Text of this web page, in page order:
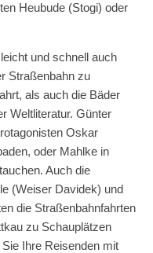
Heubude (Stogi) oder
und schnell auch
Straßenbahn zu
als auch die Bäder
Weltliteratur. Günter
Oskar
oder Mahlke in
Auch die
(Weiser Davidek) und
die Straßenbahnfahrten
zu Schauplätzen
Ihre Reisenden mit